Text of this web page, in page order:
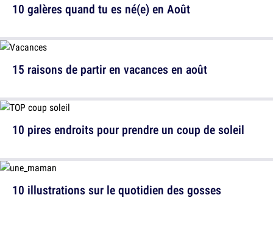
10 galères quand tu es né(e) en Août
10 pires endroits pour prendre un coup de soleil
15 raisons de partir en vacances en août
10 illustrations sur le quotidien des gosses